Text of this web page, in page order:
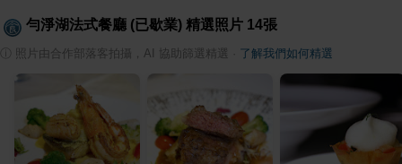
勻淨湖法式餐廳 (已歇業) 精選照片 14張
照片由合作部落客拍攝，AI 協助篩選精選 了解我們如何精選